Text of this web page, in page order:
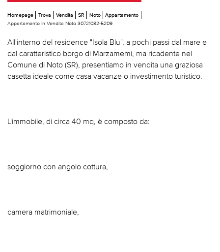
Homepage Trova Vendita SR Noto
Appartamento
Appartamento In Vendita Noto 30721082-5209
All'interno del residence "Isola Blu", a pochi passi dal mare e
dal caratteristico borgo di Marzamemi, ma ricadente nel
Comune di Noto (SR), presentiamo in vendita una graziosa
casetta ideale come casa vacanze o investimento turistico.
L'immobile, di circa 40 mq, è composto da:
soggiorno con angolo cottura,
camera matrimoniale,